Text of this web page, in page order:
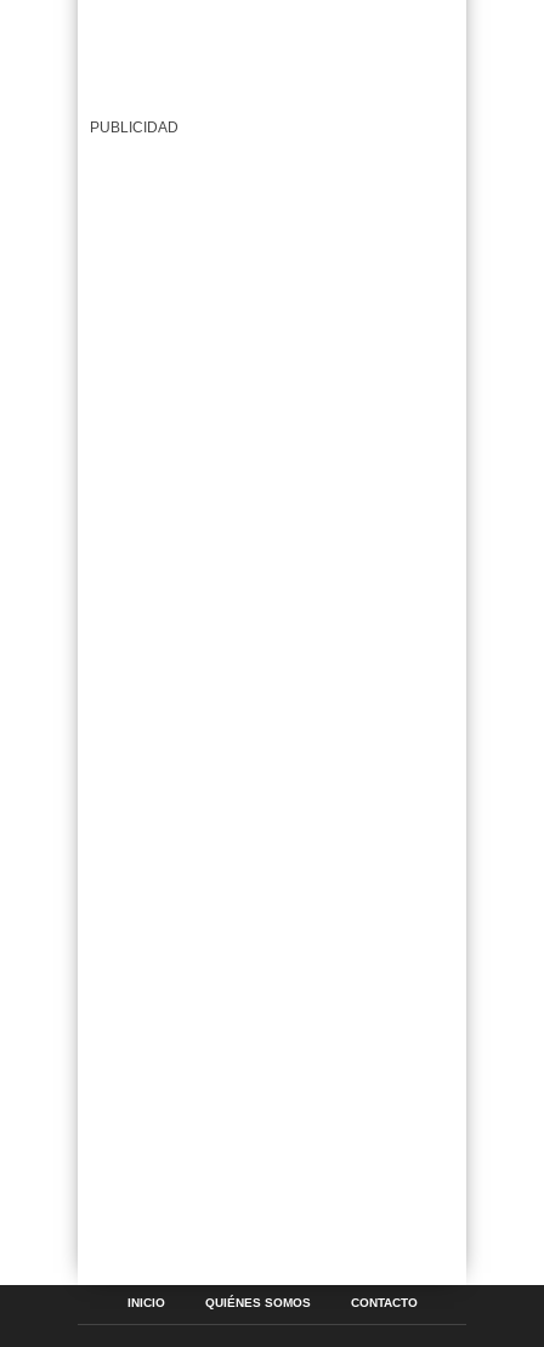
PUBLICIDAD
INICIO QUIÉNES SOMOS CONTACTO